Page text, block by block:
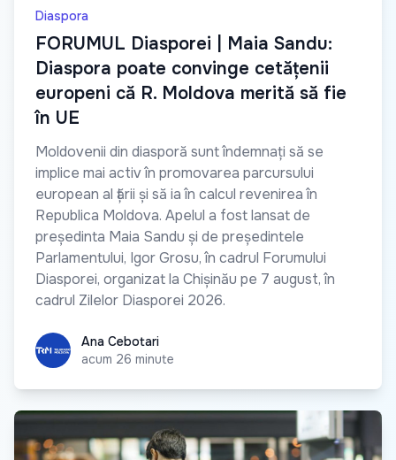
Diaspora
FORUMUL Diasporei | Maia Sandu:
Diaspora poate convinge cetățenii
europeni că R. Moldova merită să fie
în UE
Moldovenii din diasporă sunt îndemnați să se
implice mai activ în promovarea parcursului
european al țării și să ia în calcul revenirea în
Republica Moldova. Apelul a fost lansat de
președinta Maia Sandu și de președintele
Parlamentului, Igor Grosu, în cadrul Forumului
Diasporei, organizat la Chișinău pe 7 august, în
cadrul Zilelor Diasporei 2026.
Ana CebotariAna Cebotari
acum 26 minute